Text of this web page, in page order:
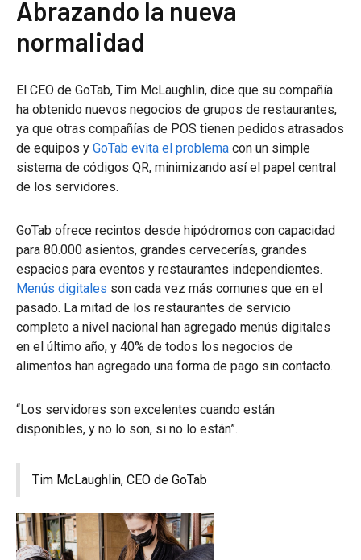
Abrazando la nueva
normalidad
El CEO de GoTab, Tim McLaughlin, dice que su compañía
ha obtenido nuevos negocios de grupos de restaurantes,
ya que otras compañías de POS tienen pedidos atrasados
de equipos y GoTab evita el problema con un simple
sistema de códigos QR, minimizando así el papel central
de los servidores.
GoTab ofrece recintos desde hipódromos con capacidad
para 80.000 asientos, grandes cervecerías, grandes
espacios para eventos y restaurantes independientes.
Menús digitales son cada vez más comunes que en el
pasado. La mitad de los restaurantes de servicio
completo a nivel nacional han agregado menús digitales
en el último año, y 40% de todos los negocios de
alimentos han agregado una forma de pago sin contacto.
“Los servidores son excelentes cuando están
disponibles, y no lo son, si no lo están”.
Tim McLaughlin, CEO de GoTab